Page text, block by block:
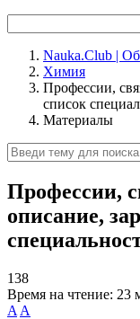
Nauka.Club |
Химия
Профессии,
список
Материалы
Профессии,
описание,
138
Время на чтение: 23
A A